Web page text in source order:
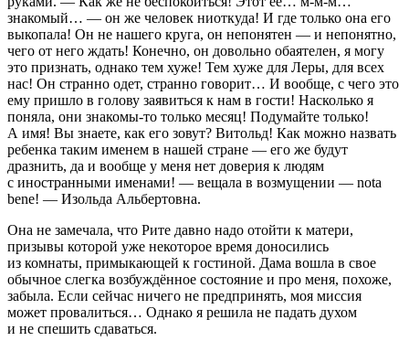
знакомый… — он же человек ниоткуда! И где только она его
выкопала! Он не нашего круга, он непонятен — и непонятно,
чего от него ждать! Конечно, он довольно обаятелен, я могу
это признать, однако тем хуже! Тем хуже для Леры, для всех
нас! Он странно одет, странно говорит… И вообще, с чего это
ему пришло в голову заявиться к нам в гости! Насколько я
поняла, они знакомы-то только месяц! Подумайте только!
А имя! Вы знаете, как его зовут? Витольд! Как можно назвать
ребенка таким именем в нашей стране — его же будут
дразнить, да и вообще у меня нет доверия к людям
с иностранными именами! — вещала в возмущении — nota
bene! — Изольда Альбертовна.
Она не замечала, что Рите давно надо отойти к матери,
призывы которой уже некоторое время доносились
из комнаты, примыкающей к гостиной. Дама вошла в свое
обычное слегка возбуждённое состояние и про меня, похоже,
забыла. Если сейчас ничего не предпринять, моя миссия
может провалиться… Однако я решила не падать духом
и не спешить сдаваться.